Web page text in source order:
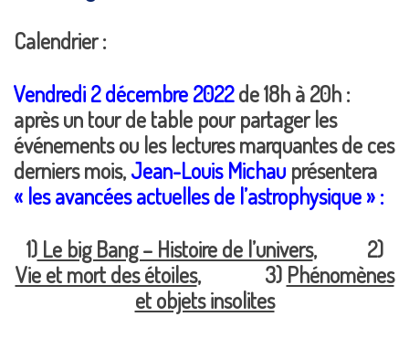
Calendrier :
Vendredi 2 décembre 2022de 18h à 20h :
après un tour de table pour partager les
événements ou les lectures marquantes de ces
derniers mois,Jean-Louis Michau présentera
« les avancées actuelles de l’astrophysique » :
1)Le big Bang – Histoire de l’univers, 2)
Vie et mort des étoiles, 3) Phénomènes
et objets insolites